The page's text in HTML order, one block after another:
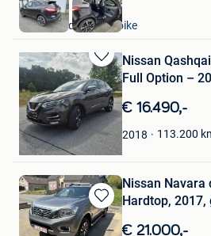
yose
Oudenaarde+Deel Ooike
Bewaren
in
Mijn
Favorieten
Nissan
Full Option –
€ 16.490,-
2018 113.200
amobil
Oostham
Bewaren
in
Nissan Navara
Hardtop, 2017,
€ 21.000,-